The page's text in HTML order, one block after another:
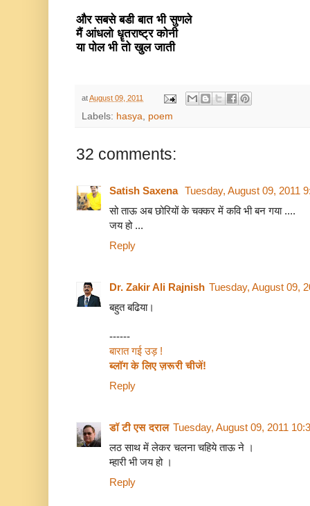
और सबसे बडी बात भी सुणले
मैं आंधलो धॄतराष्ट्र कोनी
या पोल भी तो खुल जाती
atAugust 09, 2011
Labels: hasya, poem
32 comments:
Satish Saxena Tuesday, August 09, 2011
सो ताऊ अब छोरियों के चक्कर में कवि भी बन गया ....
जय हो ...
Reply
Dr. Zakir Ali Rajnish Tuesday, August 09,
बहुत बढिया।
------
बारात गई उड़ !
ब्‍लॉग के लिए ज़रूरी चीजें!
Reply
डॉ टी एस दराल Tuesday, August 09, 2011
लठ साथ में लेकर चलना चहिये ताऊ ने ।
म्हारी भी जय हो ।
Reply